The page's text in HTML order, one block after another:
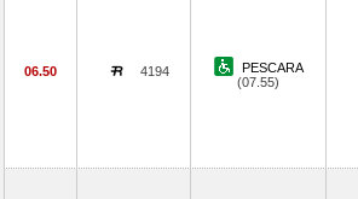
06.50 4194
PESCARA
(07.55)